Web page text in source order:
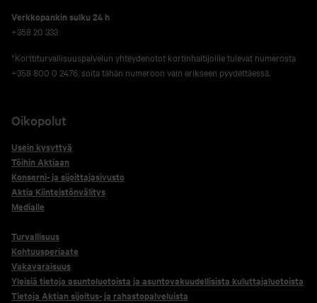
Verkko­pankin sulku 24 h
+358 20 333
*Korttiturvallisuuspalvelun yhteydenotot kortinhaltijoille tulevat numerosta
+358 800 0 2476, soita tähän numeroon vain erikseen pyydettäessä.
Oikopolut
Usein kysyttyä
Töihin Aktiaan
Konserni- ja sijoittajasivusto
Aktia Kiinteistönvälitys
Medialle
Turvallisuus
Kohtuusperiaate
Vakavaraisuus
Yleisiä tietoja asuntoluotoista ja asuntovakuudellisista kuluttajaluotoista
Tietoja Aktian sijoitus- ja rahastopalveluista